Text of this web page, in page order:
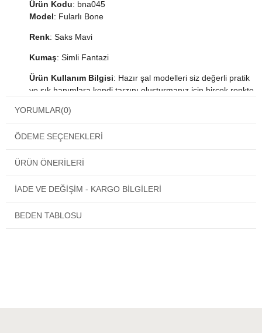
Ürün Kodu: bna045
Model: Fularlı Bone
Renk: Saks Mavi
Kumaş: Simli Fantazi
Ürün Kullanım Bilgisi: Hazır şal modelleri siz değerli pratik
ve şık hanımlara kendi tarzını oluşturmanız için birçok renkte
istediğiniz şekli verebilirsiniz. Dolama şal, dökümlü şal ve
tasarlanmıştır. Şallarda bulunan aksesuarlar tamamen el
rahatlıkla kullanabilirsiniz.
YORUMLAR(0)
ÖDEME SEÇENEKLERI
ÜRÜN ÖNERILERI
İADE VE DEĞİŞİM - KARGO BİLGİLERİ
BEDEN TABLOSU